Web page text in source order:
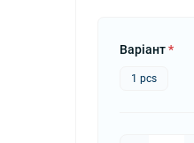
Варіант*
1 pcs